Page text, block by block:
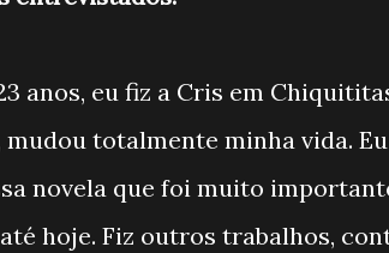
anos, eu fiz a Cris em
totalmente minha vida.
novela que foi muito
hoje. Fiz outros trabalhos,